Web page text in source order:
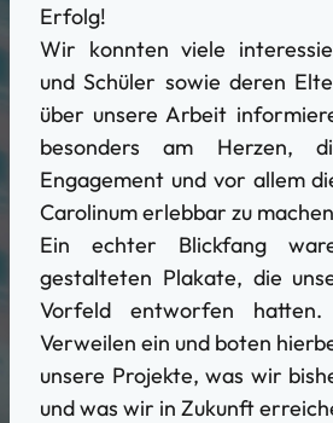
Erfolg!
Wir konnten viele
und Schüler sowie deren
über unsere Arbeit
besonders am Herzen,
Engagement und vor allem
Carolinum erlebbar zu
Ein echter Blickfang
gestalteten Plakate, die
Vorfeld entworfen
Verweilen ein und boten
unsere Projekte, was wir
und was wir in Zukunft